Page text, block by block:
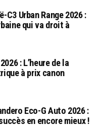
C3 Urban Range 2026 :
qui va droit à
: L’heure de la
à prix canon
Eco-G Auto 2026 :
en encore mieux !